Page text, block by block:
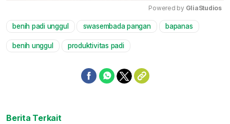
Mute
Powered by GliaStudios
benih padi unggul swasembada pangan bapanas
benih unggul produktivitas padi
Berita Terkait